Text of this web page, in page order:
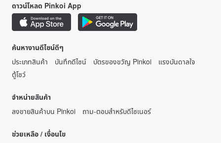
ดาวน์โหลด Pinkoi App
ค้นหางานดีไซน์ดีๆ
ประเภทสินค้า
บันทึกดีไซน์ บัตรของขวัญ Pinkoi
แรงบันดาลใจ
ตู้โชว์
จำหน่ายสินค้า
ลงขายสินค้าบน Pinkoi
ถาม-ตอบสำหรับดีไซเนอร์
ช่วยเหลือ / เงื่อนไข